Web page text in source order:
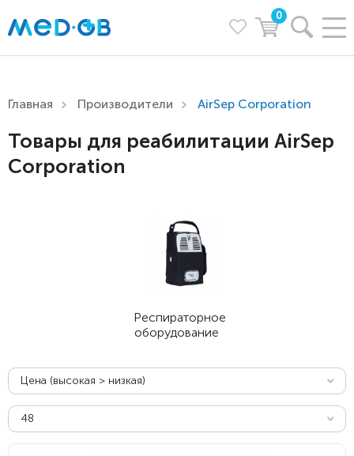
0
Главная Производители AirSep Corporation
Товары для реабилитации AirSep
Corporation
Респираторное
оборудование
Цена (высокая > низкая)
48